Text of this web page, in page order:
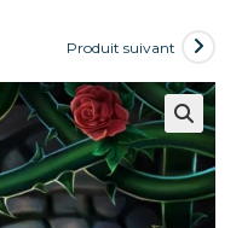
Produit suivant